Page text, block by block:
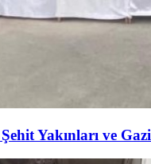
Yakınları ve